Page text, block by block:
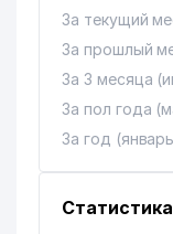
За текущий
За прошлый
За 3 месяца
За пол года
За год